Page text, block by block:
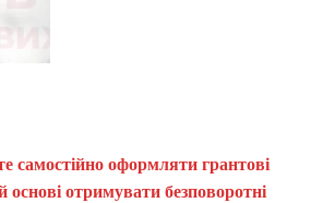
самостійно оформляти грантові
основі отримувати безповоротні